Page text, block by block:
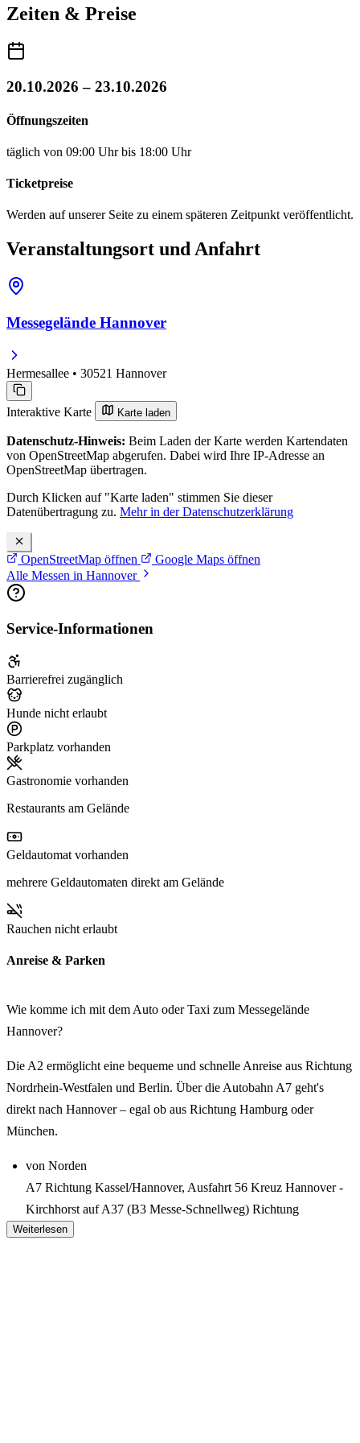
Zeiten & Preise
20.10.2026 – 23.10.2026
Öffnungszeiten
täglich von 09:00 Uhr bis 18:00 Uhr
Ticketpreise
Werden auf unserer Seite zu einem späteren Zeitpunkt veröffentlicht.
Veranstaltungsort und Anfahrt
Messegelände Hannover
Hermesallee • 30521 Hannover
Interaktive Karte Karte laden
Datenschutz-Hinweis: Beim Laden der Karte werden Kartendaten
von OpenStreetMap abgerufen. Dabei wird Ihre IP-Adresse an
OpenStreetMap übertragen.
Durch Klicken auf "Karte laden" stimmen Sie dieser
Datenübertragung zu. Mehr in der Datenschutzerklärung
OpenStreetMap öffnen
Google Maps öffnen
Alle Messen in Hannover
Service-Informationen
Barrierefrei zugänglich
Hunde nicht erlaubt
Parkplatz vorhanden
Gastronomie vorhanden
Restaurants am Gelände
Geldautomat vorhanden
mehrere Geldautomaten direkt am Gelände
Rauchen nicht erlaubt
Anreise & Parken
Wie komme ich mit dem Auto oder Taxi zum Messegelände
Hannover?
Die A2 ermöglicht eine bequeme und schnelle Anreise aus Richtung
Nordrhein-Westfalen und Berlin. Über die Autobahn A7 geht's
direkt nach Hannover – egal ob aus Richtung Hamburg oder
München.
von Norden
A7 Richtung Kassel/Hannover, Ausfahrt 56 Kreuz Hannover -
Kirchhorst auf A37 (B3 Messe-Schnellweg) Richtung
Hannover/Messe
Weiterlesen